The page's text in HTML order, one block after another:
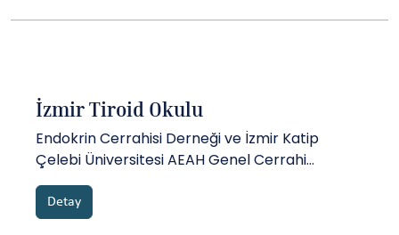
İzmir Tiroid Okulu
Endokrin Cerrahisi Derneği ve İzmir Katip
Çelebi Üniversitesi AEAH Genel Cerrahi
Anabilim Dalı işbirliği ile düzenlenen İzmir Tiroid
Okulu 11 Ocak Cuma günü İzmir Katip Çelebi
Üniversitesi AEAH Merkez Konferans
Detay